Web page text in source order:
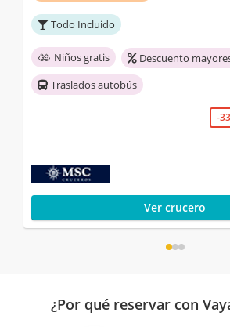
Todo Incluido
Niños gratis
Descuento
Traslados autobús
-
Ver crucero
¿Por qué reservar con